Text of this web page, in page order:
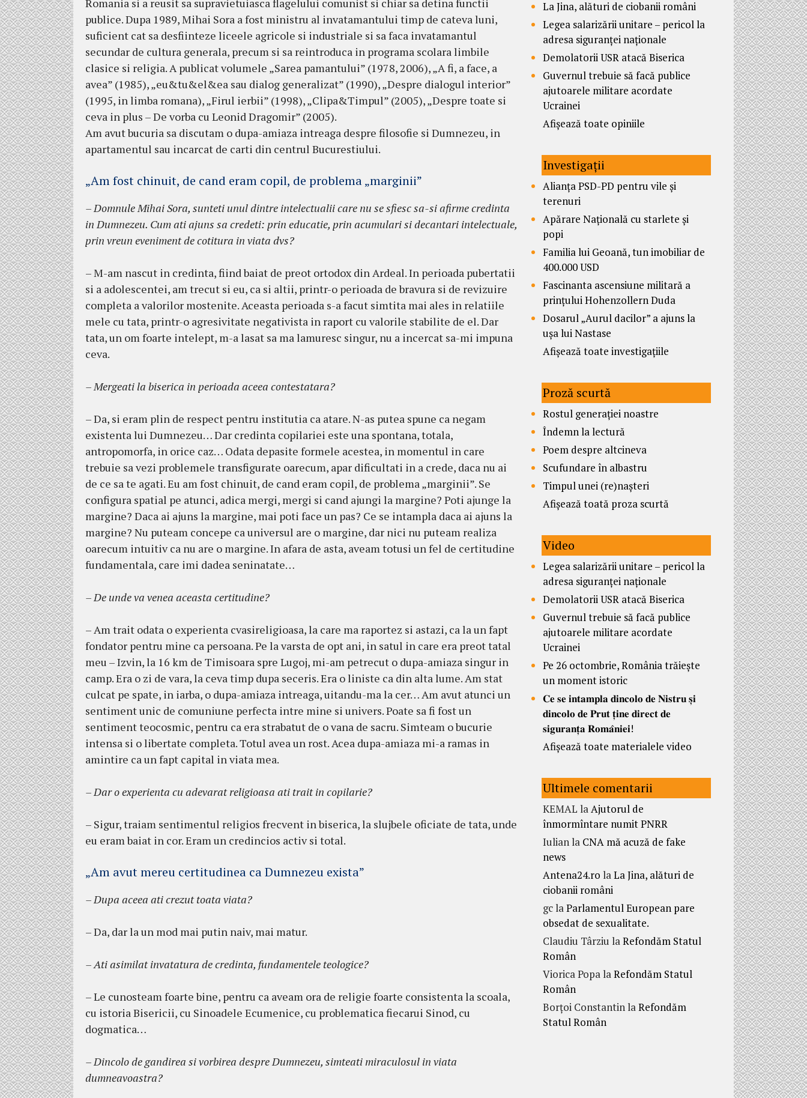
Romania si a reusit sa supravietuiasca flagelului comunist si chiar sa detina functii
publice. Dupa 1989, Mihai Sora a fost ministru al invatamantului timp de cateva luni,
suficient cat sa desfiinteze liceele agricole si industriale si sa faca invatamantul
secundar de cultura generala, precum si sa reintroduca in programa scolara limbile
clasice si religia. A publicat volumele „Sarea pamantului” (1978, 2006), „A fi, a face, a
avea” (1985), „eu&tu&el&ea sau dialog generalizat” (1990), „Despre dialogul interior”
(1995, in limba romana), „Firul ierbii” (1998), „Clipa&Timpul” (2005), „Despre toate si
ceva in plus – De vorba cu Leonid Dragomir” (2005).
Am avut bucuria sa discutam o dupa-amiaza intreaga despre filosofie si Dumnezeu, in
apartamentul sau incarcat de carti din centrul Bucurestiului.
„Am fost chinuit, de cand eram copil, de problema „marginii”
– Domnule Mihai Sora, sunteti unul dintre intelectualii care nu se sfiesc sa-si afirme credinta
in Dumnezeu. Cum ati ajuns sa credeti: prin educatie, prin acumulari si decantari intelectuale,
prin vreun eveniment de cotitura in viata dvs?
– M-am nascut in credinta, fiind baiat de preot ortodox din Ardeal. In perioada pubertatii
si a adolescentei, am trecut si eu, ca si altii, printr-o perioada de bravura si de revizuire
completa a valorilor mostenite. Aceasta perioada s-a facut simtita mai ales in relatiile
mele cu tata, printr-o agresivitate negativista in raport cu valorile stabilite de el. Dar
tata, un om foarte intelept, m-a lasat sa ma lamuresc singur, nu a incercat sa-mi impuna
ceva.
– Mergeati la biserica in perioada aceea contestatara?
– Da, si eram plin de respect pentru institutia ca atare. N-as putea spune ca negam
existenta lui Dumnezeu… Dar credinta copilariei este una spontana, totala,
antropomorfa, in orice caz… Odata depasite formele acestea, in momentul in care
trebuie sa vezi problemele transfigurate oarecum, apar dificultati in a crede, daca nu ai
de ce sa te agati. Eu am fost chinuit, de cand eram copil, de problema „marginii”. Se
configura spatial pe atunci, adica mergi, mergi si cand ajungi la margine? Poti ajunge la
margine? Daca ai ajuns la margine, mai poti face un pas? Ce se intampla daca ai ajuns la
margine? Nu puteam concepe ca universul are o margine, dar nici nu puteam realiza
oarecum intuitiv ca nu are o margine. In afara de asta, aveam totusi un fel de certitudine
fundamentala, care imi dadea seninatate…
– De unde va venea aceasta certitudine?
– Am trait odata o experienta cvasireligioasa, la care ma raportez si astazi, ca la un fapt
fondator pentru mine ca persoana. Pe la varsta de opt ani, in satul in care era preot tatal
meu – Izvin, la 16 km de Timisoara spre Lugoj, mi-am petrecut o dupa-amiaza singur in
camp. Era o zi de vara, la ceva timp dupa seceris. Era o liniste ca din alta lume. Am stat
culcat pe spate, in iarba, o dupa-amiaza intreaga, uitandu-ma la cer… Am avut atunci un
sentiment unic de comuniune perfecta intre mine si univers. Poate sa fi fost un
sentiment teocosmic, pentru ca era strabatut de o vana de sacru. Simteam o bucurie
intensa si o libertate completa. Totul avea un rost. Acea dupa-amiaza mi-a ramas in
amintire ca un fapt capital in viata mea.
– Dar o experienta cu adevarat religioasa ati trait in copilarie?
– Sigur, traiam sentimentul religios frecvent in biserica, la slujbele oficiate de tata, unde
eu eram baiat in cor. Eram un credincios activ si total.
„Am avut mereu certitudinea ca Dumnezeu exista”
– Dupa aceea ati crezut toata viata?
– Da, dar la un mod mai putin naiv, mai matur.
– Ati asimilat invatatura de credinta, fundamentele teologice?
– Le cunosteam foarte bine, pentru ca aveam ora de religie foarte consistenta la scoala,
cu istoria Bisericii, cu Sinoadele Ecumenice, cu problematica fiecarui Sinod, cu
dogmatica…
– Dincolo de gandirea si vorbirea despre Dumnezeu, simteati miraculosul in viata
dumneavoastra?
La Jina, alături de ciobanii români
Legea salarizării unitare – pericol la
adresa siguranței naționale
Demolatorii USR atacă Biserica
Guvernul trebuie să facă publice
ajutoarele militare acordate
Ucrainei
Afișează toate opiniile
Investigații
Alianța PSD-PD pentru vile și
terenuri
Apărare Națională cu starlete și
popi
Familia lui Geoană, tun imobiliar de
400.000 USD
Fascinanta ascensiune militară a
prințului Hohenzollern Duda
Dosarul „Aurul dacilor” a ajuns la
ușa lui Nastase
Afișează toate investigațiile
Proză scurtă
Rostul generației noastre
Îndemn la lectură
Poem despre altcineva
Scufundare în albastru
Timpul unei (re)nașteri
Afișează toată proza scurtă
Video
Legea salarizării unitare – pericol la
adresa siguranței naționale
Demolatorii USR atacă Biserica
Guvernul trebuie să facă publice
ajutoarele militare acordate
Ucrainei
Pe 26 octombrie, România trăiește
un moment istoric
𝐂𝐞 𝐬𝐞 𝐢𝐧𝐭𝐚𝐦𝐩𝐥𝐚 𝐝𝐢𝐧𝐜𝐨𝐥𝐨 𝐝𝐞 𝐍𝐢𝐬𝐭𝐫𝐮 𝐬̦𝐢
𝐝𝐢𝐧𝐜𝐨𝐥𝐨 𝐝𝐞 𝐏𝐫𝐮𝐭 𝐭̦𝐢𝐧𝐞 𝐝𝐢𝐫𝐞𝐜𝐭 𝐝𝐞
𝐬𝐢𝐠𝐮𝐫𝐚𝐧𝐭̦𝐚 𝐑𝐨𝐦𝐚̂𝐧𝐢𝐞𝐢!
Afișează toate materialele video
Ultimele comentarii
KEMAL laAjutorul de
înmormîntare numit PNRR
Iulianla CNA mă acuză de fake
news
Antena24.ro laLa Jina, alături de
ciobanii români
gclaParlamentul European pare
obsedat de sexualitate.
Claudiu Târziu laRefondăm Statul
Român
Viorica PopalaRefondăm Statul
Român
Borțoi ConstantinlaRefondăm
Statul Român